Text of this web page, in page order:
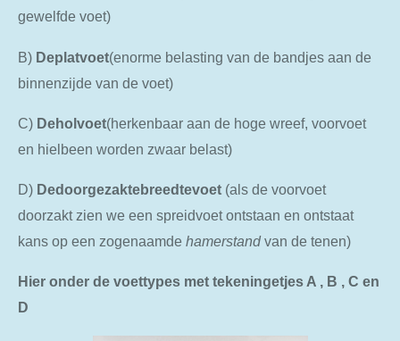
gewelfde voet)
B) Deplatvoet(enorme belasting van de bandjes aan de
binnenzijde van de voet)
C) Deholvoet(herkenbaar aan de hoge wreef, voorvoet
en hielbeen worden zwaar belast)
D) Dedoorgezaktebreedtevoet (als de voorvoet
doorzakt zien we een spreidvoet ontstaan en ontstaat
kans op een zogenaamde hamerstandvan de tenen)
Hier onder de voettypes met tekeningetjes A , B , C en
D